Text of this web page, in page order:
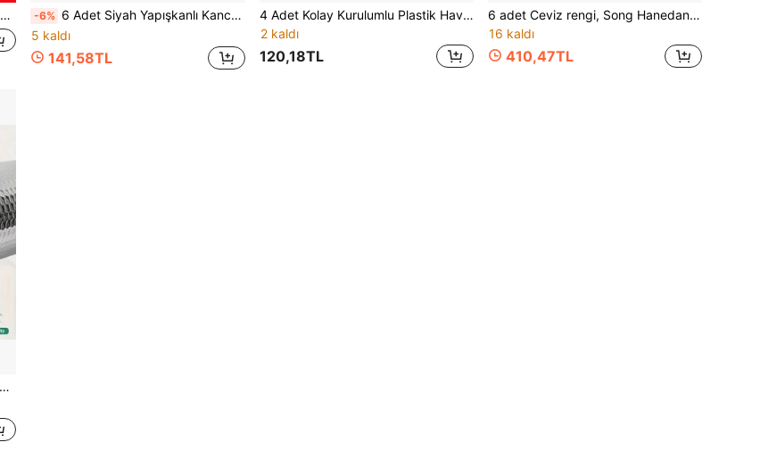
-6% 6 Adet Siyah Yapışkanlı Kanca, Banyo İçin Uygun, Delme Gerektirmez, Kıyafet Asılabilir, Tekli Kanca Tasarımı, Duş İçin Uygun - Kolay Kurulum, Cam Tezgah Havluları, Bornozlar ve Deniz Yosunu Paspaslar, Banyo Havluları, Duş Kıyafetleri, Bezler, Paltolar, Şapkalar, Mutfak, Yemek Odası, Kıyafet Askısı ve Anahtar Kancaları İçin Mükemmel Uyum
5 kaldı
141,58TL
4 Adet Kolay Kurulumlu Plastik Havlu Askısı - Çok Fonksiyonlu Yapışkanlı Duvar Askısı, Su Geçirmez ve Dayanıklı, Güçlü Vakum, Havlu, Kıyafet ve Banyo Süngeri Asmak İçin Uygun - Oturma Odası, Mutfak ve Banyo İçin İdeal - Şık Siyah Tasarım, Dekoratif Stil, Çanta Aksesuarları, Banyo Aksesuarları, Ev Dekoru, Duvar Dekoru
2 kaldı
120,18TL
6 adet Ceviz rengi, Song Hanedanı Çin estetik tarzı, Dikişsiz delme gerektirmeyen kurulum, Giriş için uygun, Giysi, duş malzemeleri, havlu, temizlik bezleri, palto, şapka asmak için ağır hizmet tipi yapışkanlı kancalar, Mutfak ve Yemek Odası, Cadılar Bayramı, Noel, Şükran Günü için uygun. Ev ve Mutfak Malzemeleri, Saklama Kancaları, Yapışkanlı Kancalar, Giysi Kancaları
16 kaldı
410,47TL